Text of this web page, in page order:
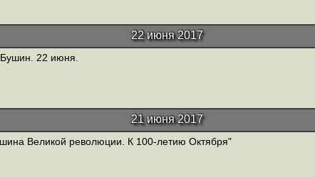
22 июня 2017
22 июня.
21 июня 2017
Великой революции. К 100-летию Октября"